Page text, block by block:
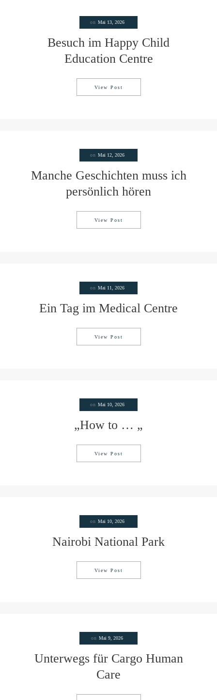
on Mai 13, 2026
Besuch im Happy Child
Education Centre
View Post
on Mai 12, 2026
Manche Geschichten muss ich
persönlich hören
View Post
on Mai 11, 2026
Ein Tag im Medical Centre
View Post
on Mai 10, 2026
„How to … „
View Post
on Mai 10, 2026
Nairobi National Park
View Post
on Mai 9, 2026
Unterwegs für Cargo Human
Care